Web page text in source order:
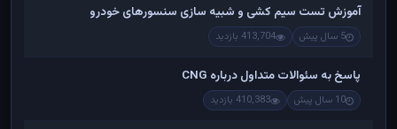
آموزش تست سیم کشی و شبیه سازی سنسورهای خودرو
5 سال پیش 413,704 بازدید
پاسخ به سئوالات متداول درباره CNG
10 سال پیش 410,383 بازدید